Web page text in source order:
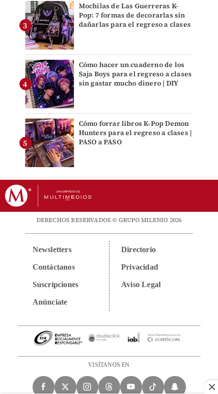
Mochilas de Las Guerreras K-
Pop: 7 formas de decorarlas sin
dañarlas para el regreso a clases
Cómo hacer un cuaderno de los
Saja Boys para el regreso a clases
sin gastar mucho dinero | DIY
Cómo forrar libros K-Pop Demon
Hunters para el regreso a clases |
PASO a PASO
DERECHOS RESERVADOS © GRUPO MILENIO 2026
Newsletters
Contáctanos
Suscripciones
Anúnciate
Directorio
Privacidad
Aviso Legal
VISÍTANOS EN